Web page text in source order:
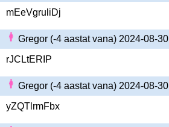
mEeVgruliDj
Gregor (-4 aastat vana) 2024-08-30
rJCLtERIP
Gregor (-4 aastat vana) 2024-08-30
yZQTlrmFbx